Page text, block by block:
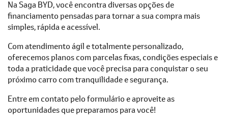
Na Saga BYD, você encontra diversas opções de
financiamento pensadas para tornar a sua compra mais
simples, rápida e acessível.
Com atendimento ágil e totalmente personalizado,
oferecemos planos com parcelas fixas, condições especiais e
toda a praticidade que você precisa para conquistar o seu
próximo carro com tranquilidade e segurança.
Entre em contato pelo formulário e aproveite as
oportunidades que preparamos para você!